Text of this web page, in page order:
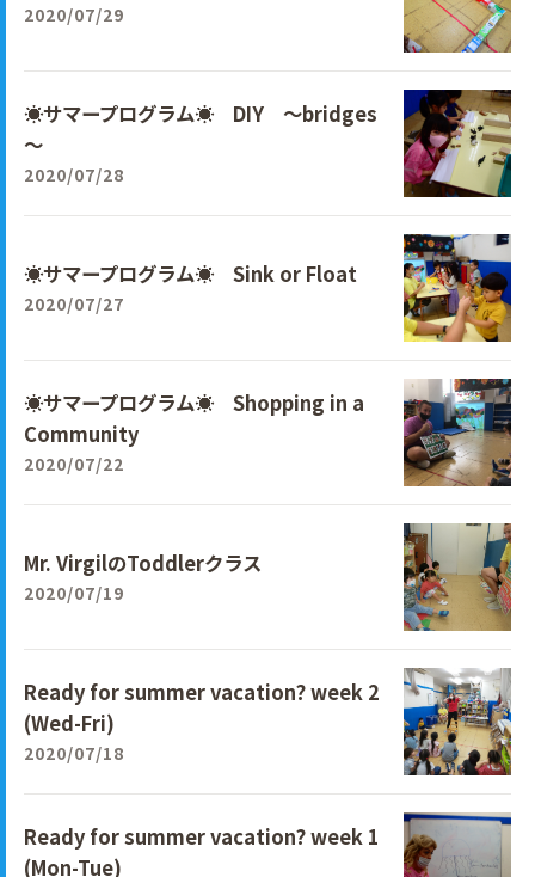
2020/07/29
☀サマープログラム☀ DIY ～bridges
～
2020/07/28
☀サマープログラム☀ Sink or Float
2020/07/27
☀サマープログラム☀ Shopping in a
Community
2020/07/22
Mr. VirgilのToddlerクラス
2020/07/19
Ready for summer vacation? week 2
(Wed-Fri)
2020/07/18
Ready for summer vacation? week 1
(Mon-Tue)